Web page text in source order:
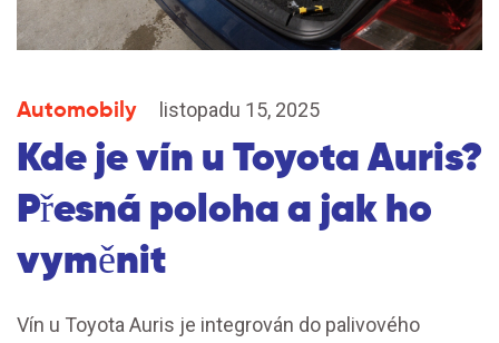
Automobily listopadu 15, 2025
Kde je vín u Toyota Auris?
Přesná poloha a jak ho
vyměnit
Vín u Toyota Auris je integrován do palivového